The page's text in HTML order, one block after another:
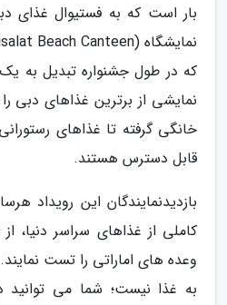
بار است که به فستیوال غذای
که در طول جشنواره تبدیل به
نمایشی از برترین غذاهای دبی
خانگی گرفته تا غذاهای
قابل دسترس هستند.
بازدیدنمایندگان این رویداد
کاملی از غذاهای سراسر دنیا،
وعده های اماراتی را تست
به غذا نیست؛ شما می توانید